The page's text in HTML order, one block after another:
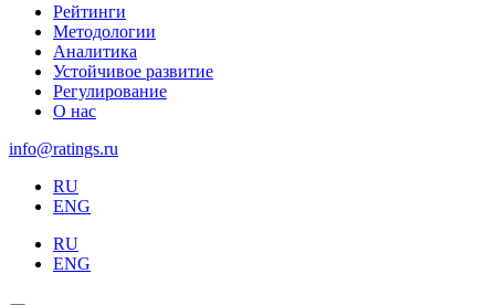
Рейтинги
Методологии
Аналитика
Устойчивое развитие
Регулирование
О нас
info@ratings.ru
RU
ENG
RU
ENG